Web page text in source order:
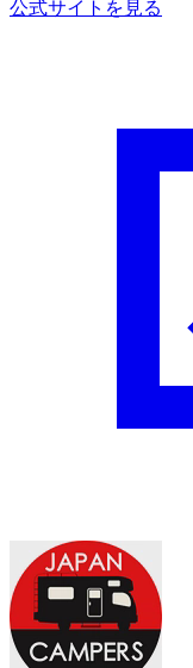
公式サイトを見る